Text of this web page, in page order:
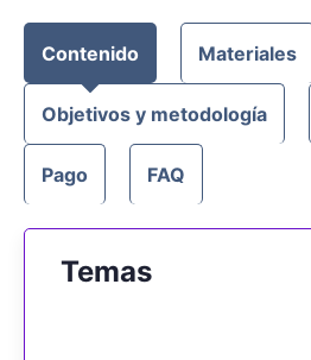
Contenido Materiales
Objetivos y metodología
Pago FAQ
Temas